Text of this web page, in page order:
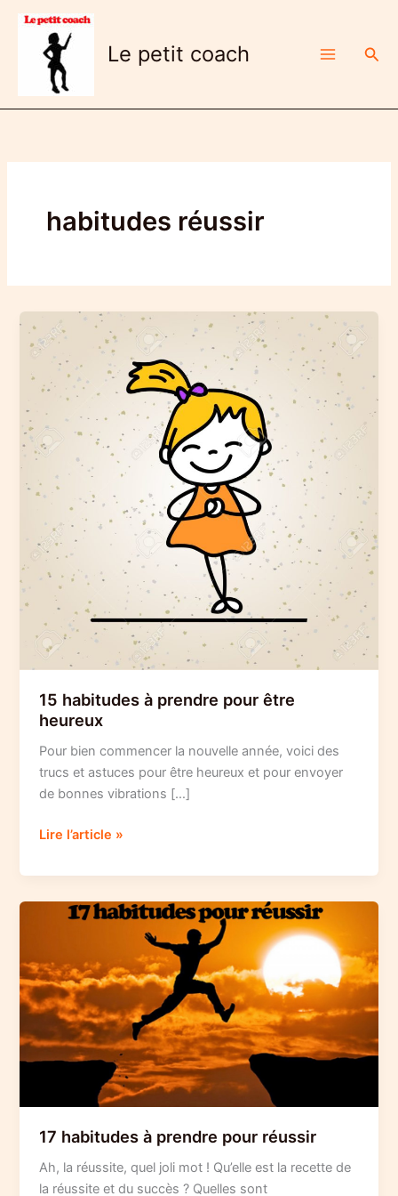
Aller
contenu
Le petit coach
habitudes réussir
15 habitudes à prendre pour être
heureux
Pour bien commencer la nouvelle année, voici des
trucs et astuces pour être heureux et pour envoyer
de bonnes vibrations […]
15
à
prendre
pour
heureux
Lire l’article »
17 habitudes à prendre pour réussir
Ah, la réussite, quel joli mot ! Qu’elle est la recette de
la réussite et du succès ? Quelles sont